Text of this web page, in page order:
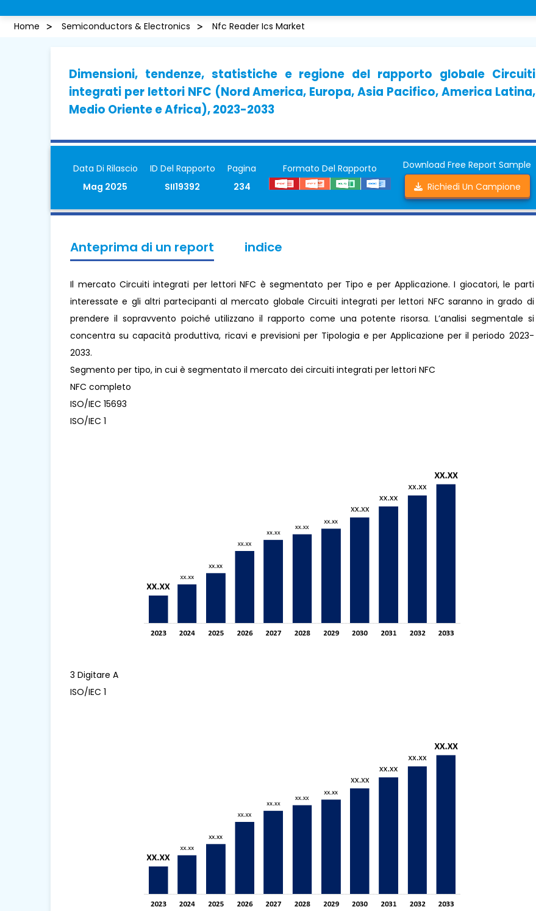
Home Semiconductors & Electronics Nfc Reader Ics Market
Dimensioni, tendenze, statistiche e regione del rapporto globale Circuiti
integrati per lettori NFC (Nord America, Europa, Asia Pacifico, America Latina,
Medio Oriente e Africa), 2023-2033
Data Di Rilascio
Mag 2025
ID Del Rapporto
SII19392
Pagina
234
Formato Del Rapporto
Download Free Report Sample
Richiedi Un Campione
Anteprima di un report indice
Il mercato Circuiti integrati per lettori NFC è segmentato per Tipo e per Applicazione. I giocatori, le parti
interessate e gli altri partecipanti al mercato globale Circuiti integrati per lettori NFC saranno in grado di
prendere il sopravvento poiché utilizzano il rapporto come una potente risorsa. L’analisi segmentale si
concentra su capacità produttiva, ricavi e previsioni per Tipologia e per Applicazione per il periodo 2023-
2033.
Segmento per tipo, in cui è segmentato il mercato dei circuiti integrati per lettori NFC
NFC completo
ISO/IEC 15693
ISO/IEC 1
3 Digitare A
ISO/IEC 1